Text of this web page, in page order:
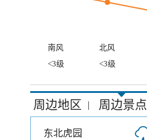
南风 北风
<3级
<3级
周边地区 | 周边景点
东北虎园